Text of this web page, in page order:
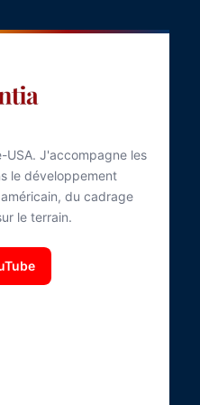
USA. J'accompagne les
le développement
du cadrage
le terrain.